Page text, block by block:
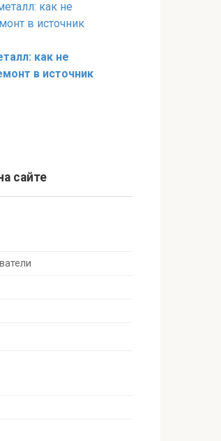
как не
в источник
сайте